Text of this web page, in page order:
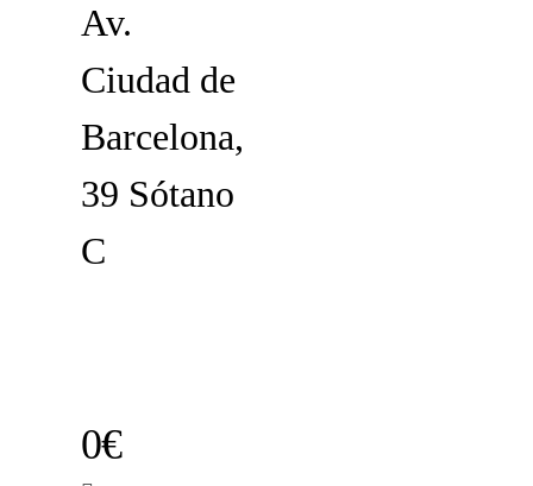
Av.
Ciudad de
Barcelona,
39 Sótano
C
0€